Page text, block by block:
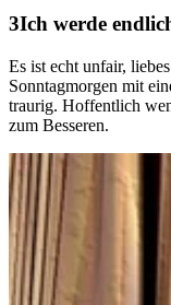
Ich werde
Es ist echt unfair,
Sonntagmorgen mit
traurig. Hoffentlich
zum Besseren.